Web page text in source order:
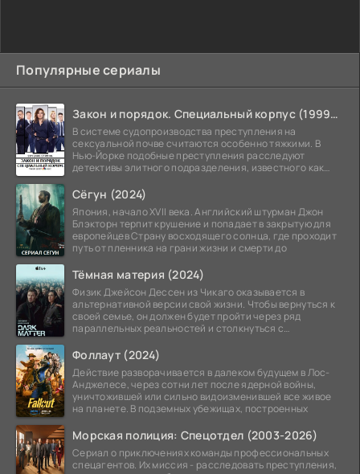
Популярные сериалы
Закон и порядок. Специальный корпус (1999-2026)
В системе судопроизводства преступления на
сексуальной почве считаются особенно тяжкими. В
Нью-Йорке подобные преступления расследуют
детективы элитного подразделения, известного как
Сёгун (2024)
Япония, начало XVII века. Английский штурман Джон
Блэкторн терпит крушение и попадает в закрытую для
европейцев Страну восходящего солнца, где проходит
путь от пленника на грани жизни и смерти до
Тёмная материя (2024)
Физик Джейсон Дессен из Чикаго оказывается в
альтернативной версии свой жизни. Чтобы вернуться к
своей семье, он должен будет пройти через ряд
параллельных реальностей и столкнуться с
Фоллаут (2024)
Действие разворачивается в далеком будущем в Лос-
Анджелесе, через сотни лет после ядерной войны,
уничтожившей или сильно видоизменившей все живое
на планете. В подземных убежищах, построенных
Морская полиция: Спецотдел (2003-2026)
Сериал о приключениях команды профессиональных
спецагентов. Их миссия - расследовать преступления,